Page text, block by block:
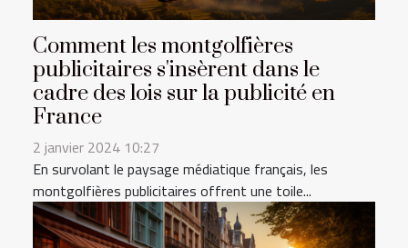
Comment les montgolfières
publicitaires s'insèrent dans le
cadre des lois sur la publicité en
France
2 janvier 2024 10:27
En survolant le paysage médiatique français, les
montgolfières publicitaires offrent une toile...